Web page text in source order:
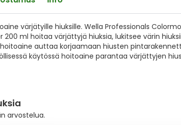
värjätyille hiuksille. Wella Professionals
200 ml hoitaa värjättyjä hiuksia, lukitsee värin
auttaa korjaamaan hiusten
käytössä hoitoaine parantaa värjättyjen
arvostelua.